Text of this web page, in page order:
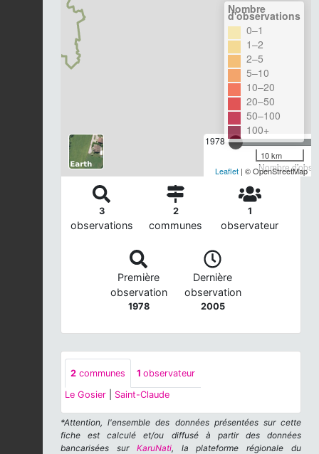
1978
Nombre
Nombre
d'observations
0–1
1–2
2–5
5–10
10–20
20–50
50–100
100+
10 km
Leaflet | © OpenStreetMap
3
observations
2
communes
1
observateur
Première
observation
1978
Dernière
observation
2005
2 communes 1 observateur
Le Gosier
Saint-Claude
*Attention, l'ensemble des données présentées sur cette
fiche est calculé et/ou diffusé à partir des données
bancarisées sur KaruNati, la plateforme régionale du